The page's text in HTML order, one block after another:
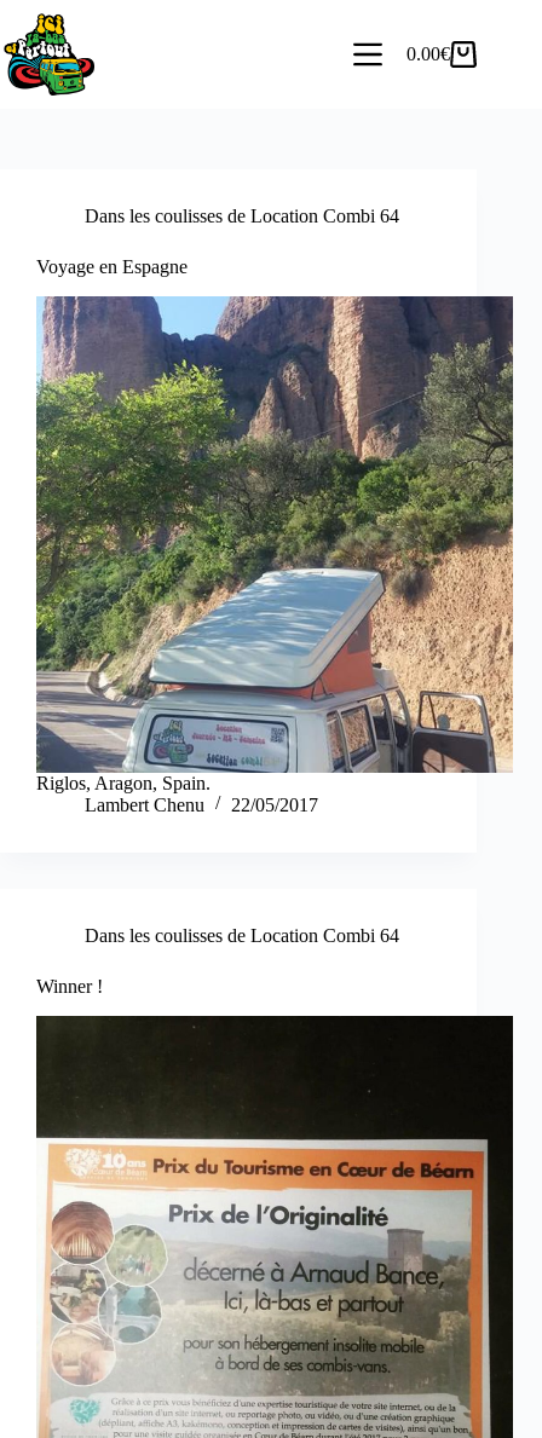
0.00€
Dans les coulisses de Location Combi 64
Voyage en Espagne
Riglos, Aragon, Spain.
Lambert Chenu
22/05/2017
Dans les coulisses de Location Combi 64
Winner !